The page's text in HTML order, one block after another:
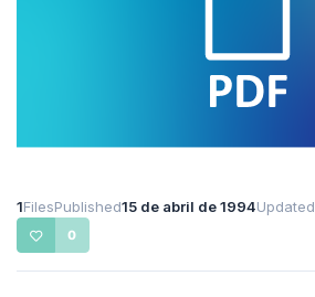
1FilesPublished15 de abril de 1994Updated
0